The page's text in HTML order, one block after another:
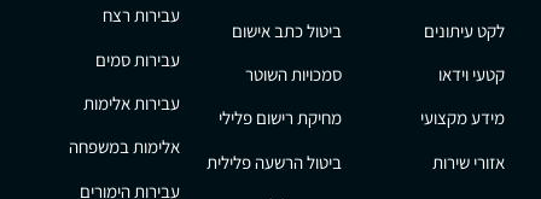
לקט עיתונים
קטעי וידאו
מידע מקצועי
אזורי שירות
ביטול כתב אישום
סמכויות השוטר
מחיקת רישום פלילי
ביטול הרשעה פלילית
עבירות רצח
עבירות סמים
עבירות אלימות
אלימות במשפחה
עבירות הימורים